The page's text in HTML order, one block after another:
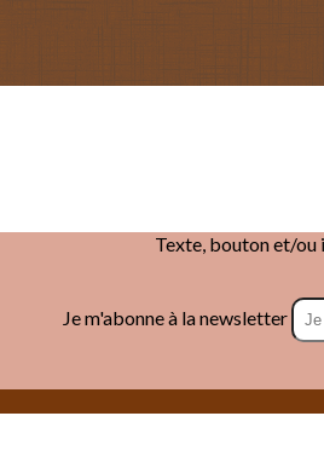
Texte, bouton et/
Je m'abonne à la newsletter